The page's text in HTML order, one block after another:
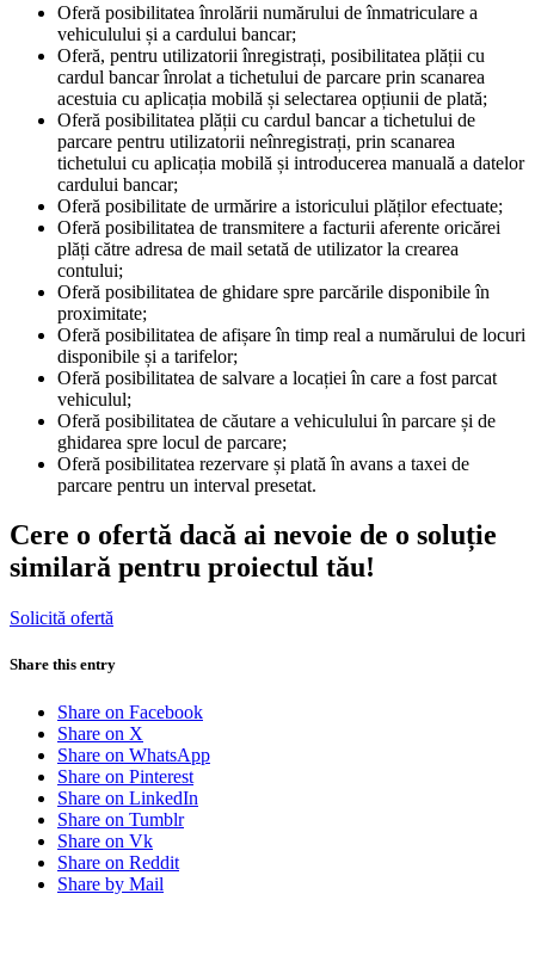
Oferă posibilitatea înrolării numărului de înmatriculare a
vehiculului și a cardului bancar;
Oferă, pentru utilizatorii înregistrați, posibilitatea plății cu
cardul bancar înrolat a tichetului de parcare prin scanarea
acestuia cu aplicația mobilă și selectarea opțiunii de plată;
Oferă posibilitatea plății cu cardul bancar a tichetului de
parcare pentru utilizatorii neînregistrați, prin scanarea
tichetului cu aplicația mobilă și introducerea manuală a datelor
cardului bancar;
Oferă posibilitate de urmărire a istoricului plăților efectuate;
Oferă posibilitatea de transmitere a facturii aferente oricărei
plăți către adresa de mail setată de utilizator la crearea
contului;
Oferă posibilitatea de ghidare spre parcările disponibile în
proximitate;
Oferă posibilitatea de afișare în timp real a numărului de locuri
disponibile și a tarifelor;
Oferă posibilitatea de salvare a locației în care a fost parcat
vehiculul;
Oferă posibilitatea de căutare a vehiculului în parcare și de
ghidarea spre locul de parcare;
Oferă posibilitatea rezervare și plată în avans a taxei de
parcare pentru un interval presetat.
Cere o ofertă dacă ai nevoie de o soluție
similară pentru proiectul tău!
Solicită ofertă
Share this entry
Share on Facebook
Share on X
Share on WhatsApp
Share on Pinterest
Share on LinkedIn
Share on Tumblr
Share on Vk
Share on Reddit
Share by Mail